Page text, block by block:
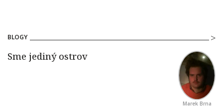
BLOGY
Marek Brna